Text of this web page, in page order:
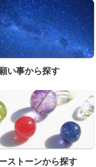
い事から探す
ストーンから探す